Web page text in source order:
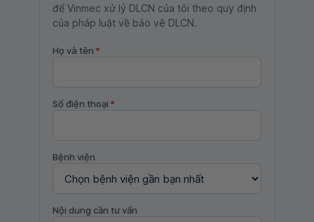
để Vinmec xử lý DLCN của tôi theo quy định
của pháp luật về bảo vệ DLCN.
Họ và tên *
Số điện thoại *
Bệnh viện
Nội dung cần tư vấn